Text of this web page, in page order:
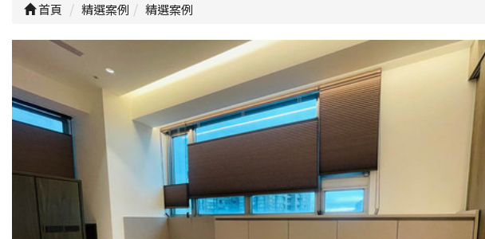
首頁 精選案例 精選案例